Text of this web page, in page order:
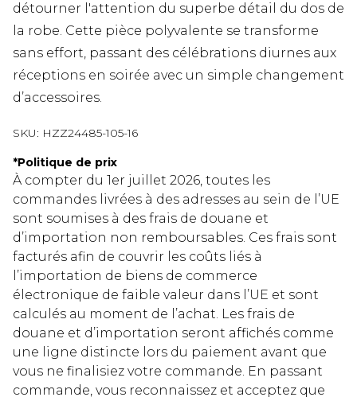
détourner l'attention du superbe détail du dos de
la robe. Cette pièce polyvalente se transforme
sans effort, passant des célébrations diurnes aux
réceptions en soirée avec un simple changement
d’accessoires.
SKU: HZZ24485-105-16
*Politique de prix
À compter du 1er juillet 2026, toutes les
commandes livrées à des adresses au sein de l’UE
sont soumises à des frais de douane et
d’importation non remboursables. Ces frais sont
facturés afin de couvrir les coûts liés à
l’importation de biens de commerce
électronique de faible valeur dans l’UE et sont
calculés au moment de l’achat. Les frais de
douane et d’importation seront affichés comme
une ligne distincte lors du paiement avant que
vous ne finalisiez votre commande. En passant
commande, vous reconnaissez et acceptez que